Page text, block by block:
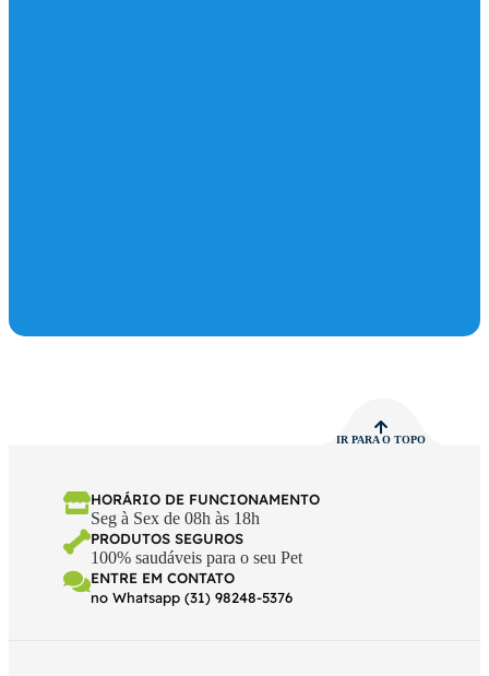
IR PARA O TOPO
HORÁRIO DE FUNCIONAMENTO
Seg à Sex de 08h às 18h
PRODUTOS SEGUROS
100% saudáveis para o seu Pet
ENTRE EM CONTATO
no Whatsapp (31) 98248-5376